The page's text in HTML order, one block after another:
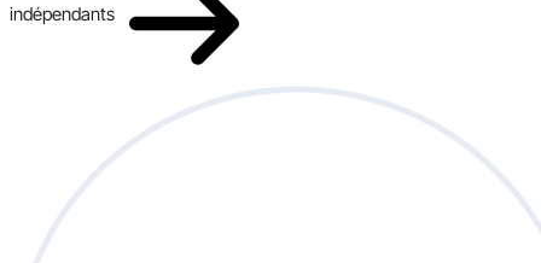
indépendants